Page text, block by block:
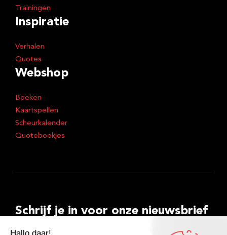
Trainingen
Inspiratie
Verhalen
Quotes
Webshop
Boeken
Kaartspellen
Scheurkalender
Quoteboekjes
Schrijf je in voor onze nieuwsbrief